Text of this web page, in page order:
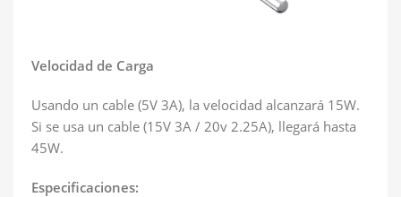
Velocidad de Carga
Usando un cable (5V 3A), la velocidad alcanzará 15W.
Si se usa un cable (15V 3A / 20v 2.25A), llegará hasta
45W.
Especificaciones: